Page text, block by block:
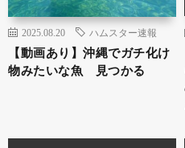
2025.08.20 ハムスター速報
【動画あり】沖縄でガチ化け
物みたいな魚 見つかる